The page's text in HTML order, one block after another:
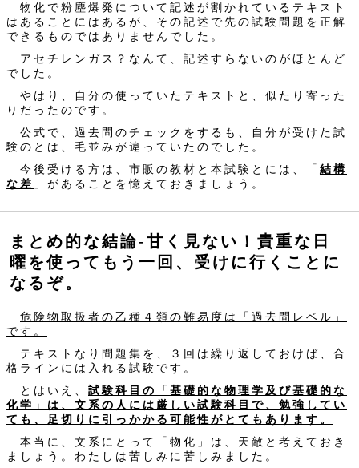
物化で粉塵爆発について記述が割かれているテキスト
はあることにはあるが、その記述で先の試験問題を正解
できるものではありませんでした。
アセチレンガス？なんて、記述すらないのがほとんど
でした。
やはり、自分の使っていたテキストと、似たり寄った
りだったのです。
公式で、過去問のチェックをするも、自分が受けた試
験のとは、毛並みが違っていたのでした。
今後受ける方は、市販の教材と本試験とには、「 結構
な差 」があることを憶えておきましょう。
まとめ的な結論-甘く見ない！貴重な日
曜を使ってもう一回、受けに行くことに
なるぞ。
危険物取扱者の乙種４類の難易度は「過去問レベル」
です。
テキストなり問題集を、３回は繰り返しておけば、合
格ラインには入れる試験です。
とはいえ、 試験科目の「基礎的な物理学及び基礎的な
化学」は、文系の人には厳しい試験科目で、勉強してい
ても、足切りに引っかかる可能性がとてもあります。
本当に、文系にとって「物化」は、天敵と考えておき
ましょう。わたしは苦しみに苦しみました。